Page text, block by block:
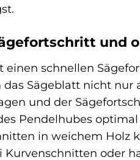
und
einen schnellen
Sägeblatt nicht nur
und der
Pendelhubes
in weichem Holz
oder